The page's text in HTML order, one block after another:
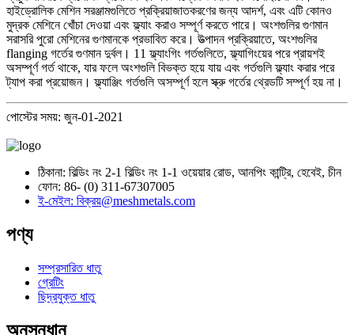
হাইড্রোলিক মেশিন সরঞ্জামগুলিতে প্রক্রিয়াজাতকরণের জন্য আদর্শ, এবং এটি কোনও
মুদ্রক মেশিনে খোঁচা দেওয়া এবং ফ্ল্যাং করাও সম্পূর্ণ করতে পারে। অংশগুলির গুণমান
সরাসরি পুরো মেশিনের গুণমানকে প্রভাবিত করে। উত্পাদন প্রক্রিয়াতে, অংশগুলির
flanging গর্তের গুণমান দুর্বল। 11 ফ্ল্যাংগিং গর্তগুলিতে, ফ্ল্যাগিংয়ের পরে প্রায়শই
অসম্পূর্ণ গর্ত থাকে, যার ফলে অংশগুলি বিভক্ত হয়ে যায় এবং গর্তগুলি ফ্ল্যাং করার পরে
ট্যাপ করা প্রয়োজন। ফ্ল্যাঞ্জিং গর্তগুলি অসম্পূর্ণ হলে স্ক্রু গর্তের থ্রেডটি সম্পূর্ণ হয় না।
পোস্টের সময়: জুন-01-2021
ঠিকানা: বিল্ডিং নং 2-1 বিল্ডিং নং 1-1 ওয়েয়ার রোড, আনপিং কান্ট্রি, হেবেই, চীন
ফোন: 86- (0) 311-67307005
ই-মেইল: বিক্রয়@meshmetals.com
পণ্য
সম্প্রসারিত ধাতু
গ্রেটিং
ছিদ্রযুক্ত ধাতু
অনুসন্ধান